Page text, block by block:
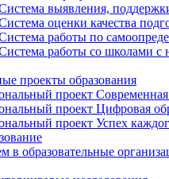
выявления,
оценки качества
работы по
работы со школами с
проекты образования
проект
проект Цифровая
проект Успех
в образовательные